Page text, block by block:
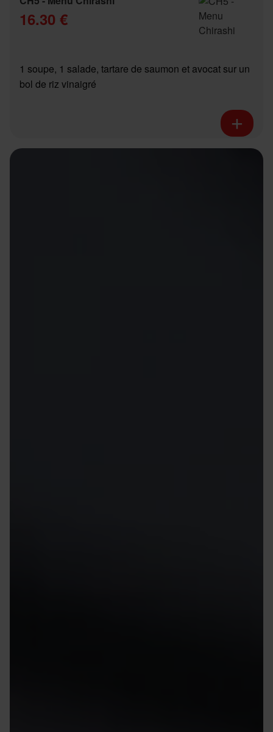
16.30 €
1 soupe, 1 salade, tartare de saumon et avocat sur un
bol de riz vinaigré